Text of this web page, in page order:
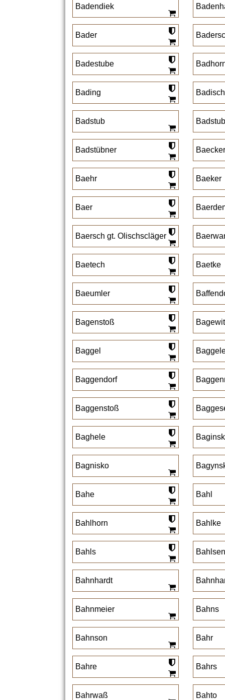
Badendiek
Bader
Badestube
Bading Badisch
Badstub
Badstübner Baecker
Baehr Baeker
Baer
Baersch gt. Olischscläger
Baetech Baetke
Baeumler
Bagenstoß
Baggel
Baggendorf
Baggenstoß
Baghele
Bagnisko
Bahe Bahl
Bahlhorn Bahlke
Bahls Bahlsen
Bahnhardt
Bahnmeier Bahns
Bahnson Bahr
Bahre Bahrs
Bahrwaß Bahto